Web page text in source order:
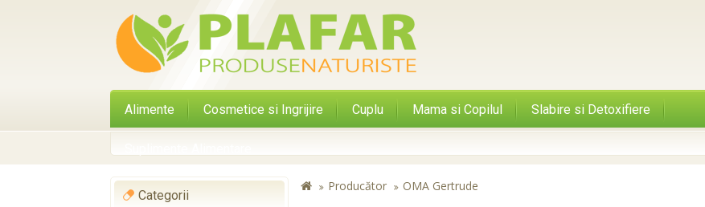
Alimente Cosmetice si Ingrijire Cuplu Mama si Copilul Slabire si Detoxifiere
Categorii
Producător OMA Gertrude